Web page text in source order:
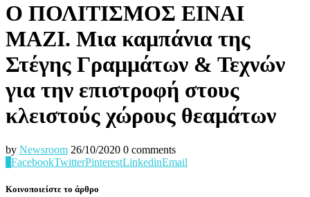
Ο ΠΟΛΙΤΙΣΜΟΣ ΕΙΝΑΙ
ΜΑΖΙ. Μια καμπάνια της
Στέγης Γραμμάτων & Τεχνών
για την επιστροφή στους
κλειστούς χώρους θεαμάτων
by Newsroom 26/10/2020 0 comments
FacebookTwitterPinterestLinkedinEmail
Κοινοποιείστε το άρθρο